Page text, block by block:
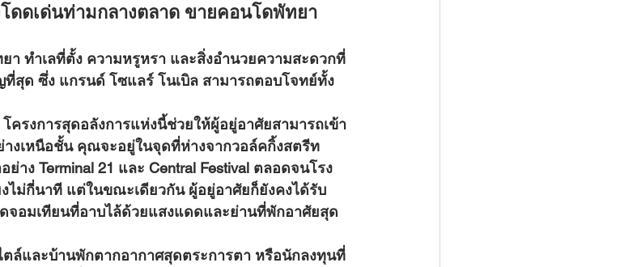
ดดเด่นท่ามกลางตลาด ขายคอนโดพัทยา
า ทำเลที่ตั้ง ความหรูหรา และสิ่งอำนวยความสะดวกที่
สุด ซึ่ง แกรนด์ โซแลร์ โนเบิล สามารถตอบโจทย์ทั้ง
างเหนือชั้น คุณจะอยู่ในจุดที่ห่างจากวอล์คกิ้งสตรีท
าง Terminal 21 และ Central Festival ตลอดจนโรง
ไม่กี่นาที แต่ในขณะเดียวกัน ผู้อยู่อาศัยก็ยังคงได้รับ
จอมเทียนที่อาบไล้ด้วยแสงแดดและย่านที่พักอาศัยสุด